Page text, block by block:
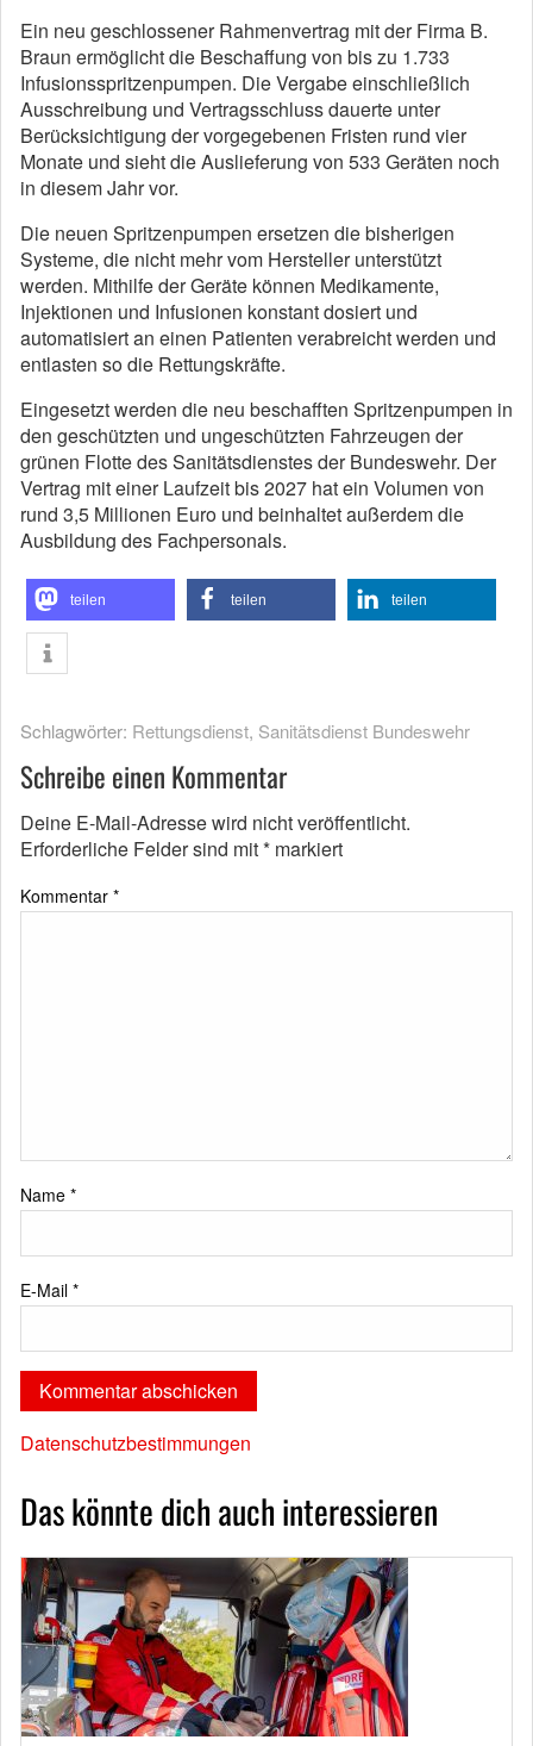
Ein neu geschlossener Rahmenvertrag mit der Firma B.
Braun ermöglicht die Beschaffung von bis zu 1.733
Infusionsspritzenpumpen. Die Vergabe einschließlich
Ausschreibung und Vertragsschluss dauerte unter
Berücksichtigung der vorgegebenen Fristen rund vier
Monate und sieht die Auslieferung von 533 Geräten noch
in diesem Jahr vor.
Die neuen Spritzenpumpen ersetzen die bisherigen
Systeme, die nicht mehr vom Hersteller unterstützt
werden. Mithilfe der Geräte können Medikamente,
Injektionen und Infusionen konstant dosiert und
automatisiert an einen Patienten verabreicht werden und
entlasten so die Rettungskräfte.
Eingesetzt werden die neu beschafften Spritzenpumpen in
den geschützten und ungeschützten Fahrzeugen der
grünen Flotte des Sanitätsdienstes der Bundeswehr. Der
Vertrag mit einer Laufzeit bis 2027 hat ein Volumen von
rund 3,5 Millionen Euro und beinhaltet außerdem die
Ausbildung des Fachpersonals.
teilen teilen teilen
Schlagwörter: Rettungsdienst, Sanitätsdienst Bundeswehr
Schreibe einen Kommentar
Deine E-Mail-Adresse wird nicht veröffentlicht.
Erforderliche Felder sind mit* markiert
Kommentar *
Name *
E-Mail *
Datenschutzbestimmungen
Das könnte dich auch interessieren